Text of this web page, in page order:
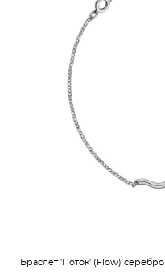
Браслет 'Поток' (Flow) серебро